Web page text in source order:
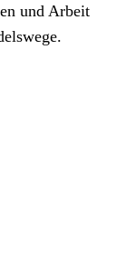
und Arbeit